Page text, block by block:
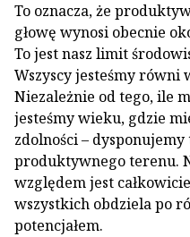
To oznacza, że
głowę wynosi obecnie
To jest nasz limit
Wszyscy jesteśmy równi
Niezależnie od tego, ile
jesteśmy wieku, gdzie
zdolności –
produktywnego terenu.
względem jest
wszystkich obdziela po
potencjałem.